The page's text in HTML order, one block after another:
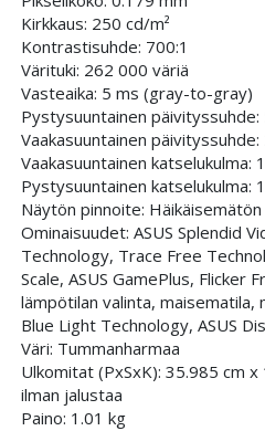
Kirkkaus: 250 cd/m²
Kontrastisuhde: 700:1
Värituki: 262 000 väriä
Vasteaika: 5 ms (gray-to-gray)
Pystysuuntainen
Vaakasuuntainen
Vaakasuuntainen katselukulma:
Pystysuuntainen katselukulma:
Näytön pinnoite: Häikäisemätön
Ominaisuudet: ASUS Splendid
Technology, Trace Free
Scale, ASUS GamePlus, Flicker
lämpötilan valinta,
Blue Light Technology, ASUS
Väri: Tummanharmaa
Ulkomitat (PxSxK): 35.985 cm
ilman jalustaa
Paino: 1.01 kg